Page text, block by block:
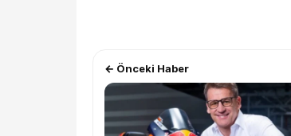
← Önceki Haber